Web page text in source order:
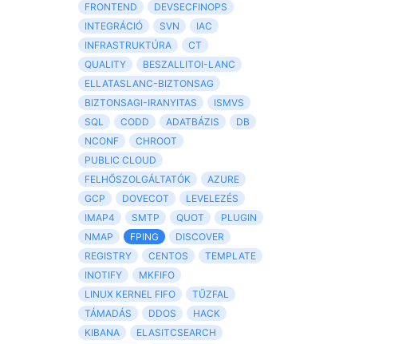
FRONTEND
DEVSECFINOPS
INTEGRÁCIÓ
SVN
IAC
INFRASTRUKTÚRA
CT
QUALITY
BESZALLITOI-LANC
ELLATASLANC-BIZTONSAG
BIZTONSAGI-IRANYITAS
ISMVS
SQL
CODD ADATBÁZIS
DB
NCONF
CHROOT
PUBLIC CLOUD
FELHŐSZOLGÁLTATÓK
AZURE
GCP
DOVECOT
LEVELEZÉS
IMAP4
SMTP QUOT
PLUGIN
NMAP
FPING
DISCOVER
REGISTRY
CENTOS
TEMPLATE
INOTIFY
MKFIFO
LINUX KERNEL FIFO
TŰZFAL
TÁMADÁS
DDOS
HACK
KIBANA
ELASITCSEARCH